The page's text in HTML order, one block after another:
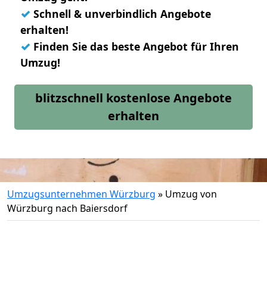
✓ Schnell & unverbindlich Angebote
erhalten!
✓ Finden Sie das beste Angebot für Ihren
Umzug!
blitzschnell kostenlose Angebote
erhalten
Umzugsunternehmen Würzburg » Umzug von
Würzburg nach Baiersdorf